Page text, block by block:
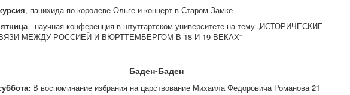
, панихида по королеве Ольге и концерт в Старом Замке
- научная конференция в штутгартском университете на тему „ИСТОРИЧЕСКИЕ
МЕЖДУ РОССИЕЙ И ВЮРТТЕМБЕРГОМ В 18 И 19 ВЕКАХ“
Баден-Баден
: В воспоминание избрания на царствование Михаила Федоровича Романова 21